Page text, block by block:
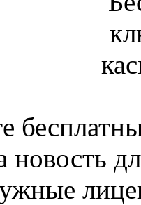
новость